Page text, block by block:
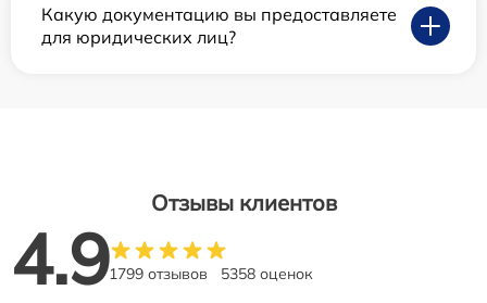
Какую документацию вы предоставляете
для юридических лиц?
Отзывы клиентов
4.91799 отзывов 5358 оценок